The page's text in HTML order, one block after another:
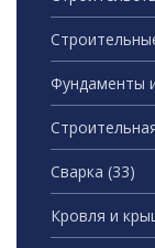
Фундаменты
Сварка (33)
Кровля и